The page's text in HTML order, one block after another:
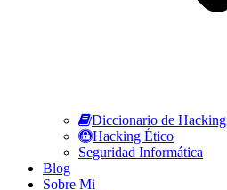
Diccionario de Hacking
Hacking Ético
Seguridad Informática
Blog
Sobre Mi